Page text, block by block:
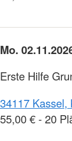
Mo.
Erste Hilfe
34117 Kassel,
55,00 € - 20